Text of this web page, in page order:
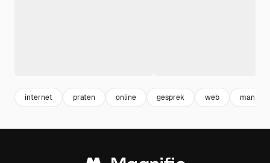
internet praten online gesprek web man